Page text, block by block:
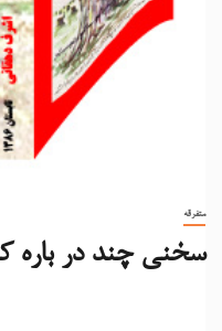
متفرقه
سخنی چند در باره